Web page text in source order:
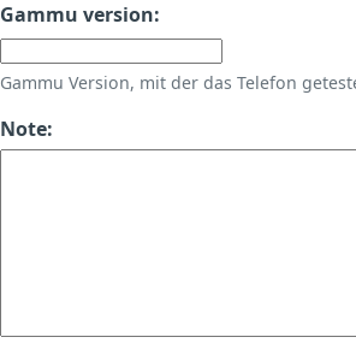
Gammu version:
Gammu Version, mit der das Telefon
Note: